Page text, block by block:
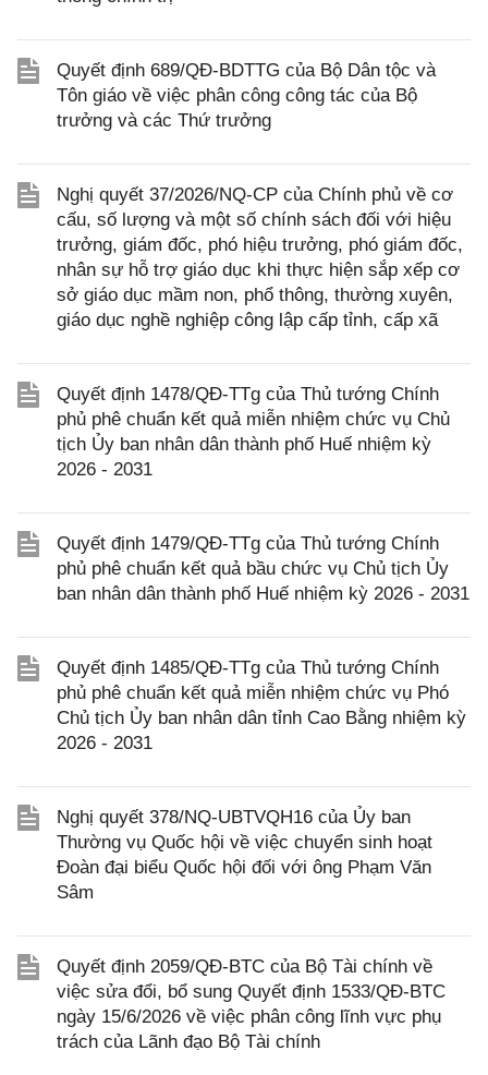
Quyết định 689/QĐ-BDTTG của Bộ Dân tộc và
Tôn giáo về việc phân công công tác của Bộ
trưởng và các Thứ trưởng
Nghị quyết 37/2026/NQ-CP của Chính phủ về cơ
cấu, số lượng và một số chính sách đối với hiệu
trưởng, giám đốc, phó hiệu trưởng, phó giám đốc,
nhân sự hỗ trợ giáo dục khi thực hiện sắp xếp cơ
sở giáo dục mầm non, phổ thông, thường xuyên,
giáo dục nghề nghiệp công lập cấp tỉnh, cấp xã
Quyết định 1478/QĐ-TTg của Thủ tướng Chính
phủ phê chuẩn kết quả miễn nhiệm chức vụ Chủ
tịch Ủy ban nhân dân thành phố Huế nhiệm kỳ
2026 - 2031
Quyết định 1479/QĐ-TTg của Thủ tướng Chính
phủ phê chuẩn kết quả bầu chức vụ Chủ tịch Ủy
ban nhân dân thành phố Huế nhiệm kỳ 2026 - 2031
Quyết định 1485/QĐ-TTg của Thủ tướng Chính
phủ phê chuẩn kết quả miễn nhiệm chức vụ Phó
Chủ tịch Ủy ban nhân dân tỉnh Cao Bằng nhiệm kỳ
2026 - 2031
Nghị quyết 378/NQ-UBTVQH16 của Ủy ban
Thường vụ Quốc hội về việc chuyển sinh hoạt
Đoàn đại biểu Quốc hội đối với ông Phạm Văn
Sâm
Quyết định 2059/QĐ-BTC của Bộ Tài chính về
việc sửa đổi, bổ sung Quyết định 1533/QĐ-BTC
ngày 15/6/2026 về việc phân công lĩnh vực phụ
trách của Lãnh đạo Bộ Tài chính